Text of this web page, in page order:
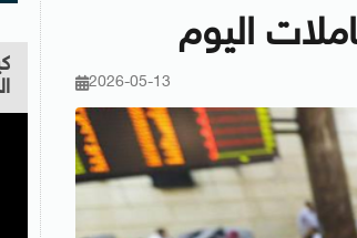
اليوم
2026-05-13